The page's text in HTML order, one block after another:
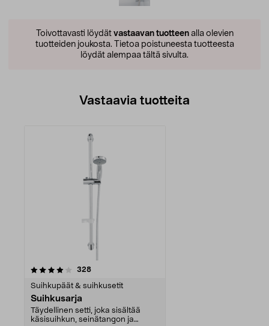
Toivottavasti löydät vastaavan tuotteenalla olevien
tuotteiden joukosta. Tietoa poistuneesta tuotteesta
löydät alempaa tältä sivulta.
Vastaavia tuotteita
328arvostelut
Suihkupäät & suihkusetit
Suihkusarja
Täydellinen setti, joka sisältää
käsisuihkun, seinätangon ja